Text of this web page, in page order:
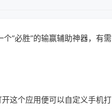
“必胜”的输赢辅助神器，有需
这个应用便可以自定义手机打